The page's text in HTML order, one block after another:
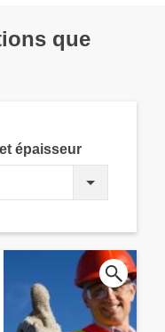
que
épaisseur